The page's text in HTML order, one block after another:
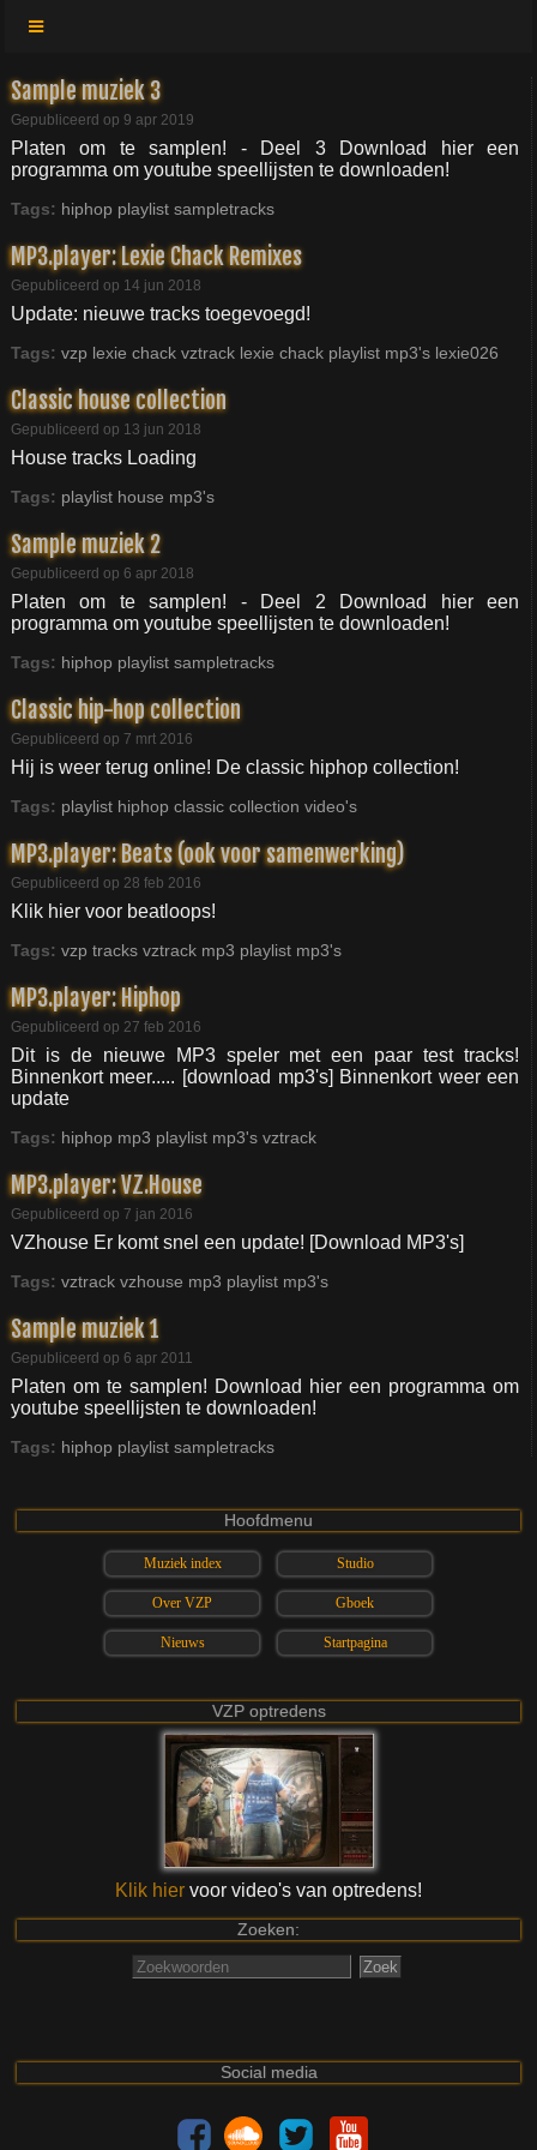
Sample muziek 3
Gepubliceerd op 9 apr 2019
Platen om te samplen! - Deel 3 Download hier een
programma om youtube speellijsten te downloaden!
Tags: hiphop playlist sampletracks
MP3.player: Lexie Chack Remixes
Gepubliceerd op 14 jun 2018
Update: nieuwe tracks toegevoegd!
Tags: vzp lexie chack vztrack lexie chack playlist mp3's lexie026
Classic house collection
Gepubliceerd op 13 jun 2018
House tracks Loading
Tags: playlist house mp3's
Sample muziek 2
Gepubliceerd op 6 apr 2018
Platen om te samplen! - Deel 2 Download hier een
programma om youtube speellijsten te downloaden!
Tags: hiphop playlist sampletracks
Classic hip-hop collection
Gepubliceerd op 7 mrt 2016
Hij is weer terug online! De classic hiphop collection!
Tags: playlist hiphop classic collection video's
MP3.player: Beats (ook voor samenwerking)
Gepubliceerd op 28 feb 2016
Klik hier voor beatloops!
Tags: vzp tracks vztrack mp3 playlist mp3's
MP3.player: Hiphop
Gepubliceerd op 27 feb 2016
Dit is de nieuwe MP3 speler met een paar test tracks!
Binnenkort meer..... [download mp3's] Binnenkort weer een
update
Tags: hiphop mp3 playlist mp3's vztrack
MP3.player: VZ.House
Gepubliceerd op 7 jan 2016
VZhouse Er komt snel een update! [Download MP3's]
Tags: vztrack vzhouse mp3 playlist mp3's
Sample muziek 1
Gepubliceerd op 6 apr 2011
Platen om te samplen! Download hier een programma om
youtube speellijsten te downloaden!
Tags: hiphop playlist sampletracks
Hoofdmenu
Muziek index Studio
Over VZP Gboek
Nieuws Startpagina
VZP optredens
Klik hier voor video's van optredens!
Zoeken:
Social media